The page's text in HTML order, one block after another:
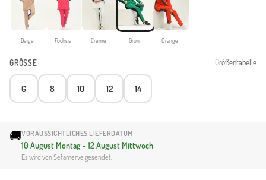
Beige Fuchsia Creme Grün Orange
GRÖSSE Größentabelle
6 8 10 12 14
🚚VORAUSSICHTLICHES LIEFERDATUM
10 August Montag - 12 August Mittwoch
Es wird von Sefamerve gesendet.